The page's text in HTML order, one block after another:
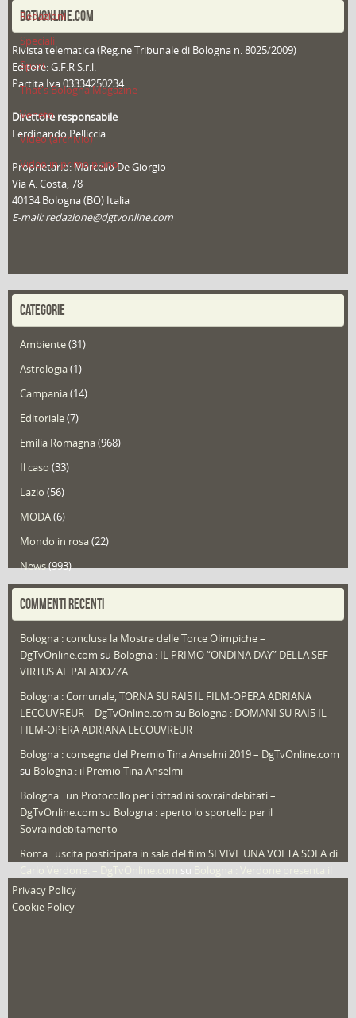
Redazioni
Speciali
Sport
That's Bologna Magazine
Veneto
Video (archivio)
Video in primo piano
DGTVONLINE.COM
Rivista telematica (Reg.ne Tribunale di Bologna n. 8025/2009)
Editore: G.F.R S.r.l.
Partita Iva 03334250234
Direttore responsabile
Ferdinando Pelliccia
Proprietario: Marcello De Giorgio
Via A. Costa, 78
40134 Bologna (BO) Italia
E-mail: redazione@dgtvonline.com
CATEGORIE
Ambiente(31)
Astrologia(1)
Campania(14)
Editoriale(7)
Emilia Romagna(968)
Il caso (33)
Lazio (56)
MODA(6)
Mondo in rosa(22)
News(993)
Portfolio(1)
Redazioni(1.049)
Speciali (22)
Sport
That's Bologna Magazine(25)
Video (archivio) (263)
COMMENTI RECENTI
Bologna : conclusa la Mostra delle Torce Olimpiche –
DgTvOnline.com su Bologna : IL PRIMO “ONDINA DAY” DELLA SEF
VIRTUS AL PALADOZZA
Bologna : Comunale, TORNA SU RAI5 IL FILM-OPERA ADRIANA
LECOUVREUR – DgTvOnline.com su Bologna : DOMANI SU RAI5 IL
FILM-OPERA ADRIANA LECOUVREUR
Bologna : consegna del Premio Tina Anselmi 2019 – DgTvOnline.com
su Bologna : il Premio Tina Anselmi
Bologna : un Protocollo per i cittadini sovraindebitati –
DgTvOnline.com su Bologna : aperto lo sportello per il
Sovraindebitamento
Roma : uscita posticipata in sala del film SI VIVE UNA VOLTA SOLA di
su
nuovo film
Privacy Policy
Cookie Policy